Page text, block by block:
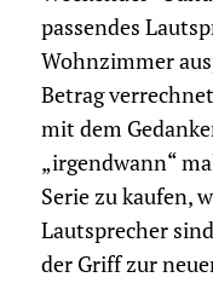
passendes
Wohnzimmer
Betrag
mit dem
„irgendwann“
Serie zu kaufen,
Lautsprecher
der Griff zur